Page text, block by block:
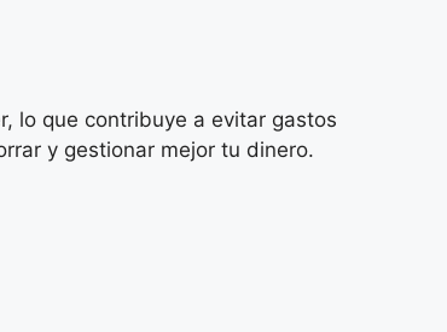
lo que contribuye a evitar gastos
y gestionar mejor tu dinero.